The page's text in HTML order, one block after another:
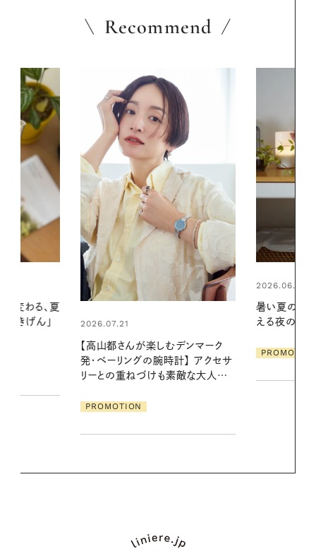
Recommend
2026.06.01
える夜の爽やかご褒美ケア
PROMOTION
2026.07.24
夏の髪と心
る【大人気の